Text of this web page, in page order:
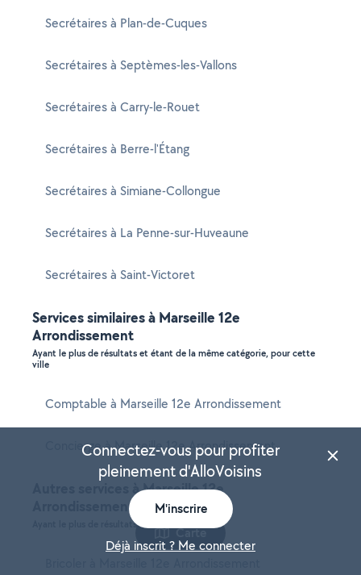
Secrétaires à Plan-de-Cuques
Secrétaires à Septèmes-les-Vallons
Secrétaires à Carry-le-Rouet
Secrétaires à Berre-l'Étang
Secrétaires à Simiane-Collongue
Secrétaires à La Penne-sur-Huveaune
Secrétaires à Saint-Victoret
Services similaires à Marseille 12e
Arrondissement
Ayant le plus de résultats et étant de la même catégorie, pour cette
ville
Comptable à Marseille 12e Arrondissement
Concierge à Marseille 12e Arrondissement
Autres services à Marseille 12e
Arrondissement
Ayant le plus de résultats dans cette ville
Carte
Connectez-vous pour profiter
pleinement d'AlloVoisins
M'inscrire
Déjà inscrit ? Me connecter